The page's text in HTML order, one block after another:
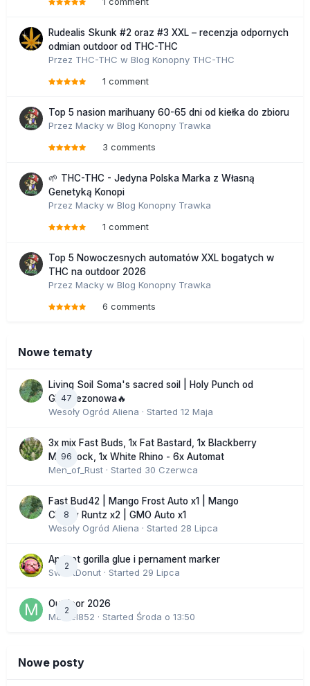
Rudealis Skunk #2 oraz #3 XXL – recenzja odpornych
odmian outdoor od THC-THC
Przez THC-THC w Blog Konopny THC-THC
1 comment
Top 5 nasion marihuany 60-65 dni od kiełka do zbioru
Przez Macky w Blog Konopny Trawka
3 comments
🌱 THC-THC - Jedyna Polska Marka z Własną
Genetyką Konopi
Przez Macky w Blog Konopny Trawka
1 comment
Top 5 Nowoczesnych automatów XXL bogatych w
THC na outdoor 2026
Przez Macky w Blog Konopny Trawka
6 comments
Nowe tematy
47
Living Soil Soma's sacred soil | Holy Punch od
GHS sezonowa🔥
Wesoły Ogród Aliena · Started 12 Maja
96
3x mix Fast Buds, 1x Fat Bastard, 1x Blackberry
Moonrock, 1x White Rhino - 6x Automat
Men_of_Rust · Started 30 Czerwca
8
Fast Bud42 | Mango Frost Auto x1 | Mango
Cherry Runtz x2 | GMO Auto x1
Wesoły Ogród Aliena · Started 28 Lipca
2
Apricot gorilla glue i pernament marker
SweetDonut · Started 29 Lipca
2
Outdoor 2026
Marcel852 · Started Środa o 13:50
Nowe posty